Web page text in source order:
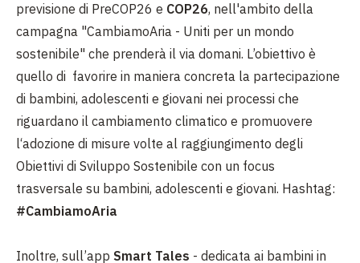
previsione di PreCOP26 e COP26, nell'ambito della
campagna "CambiamoAria - Uniti per un mondo
sostenibile" che prenderà il via domani. L’obiettivo è
quello di favorire in maniera concreta la partecipazione
di bambini, adolescenti e giovani nei processi che
riguardano il cambiamento climatico e promuovere
l‘adozione di misure volte al raggiungimento degli
Obiettivi di Sviluppo Sostenibile con un focus
trasversale su bambini, adolescenti e giovani. Hashtag:
#CambiamoAria
Inoltre, sull’app Smart Tales - dedicata ai bambini in